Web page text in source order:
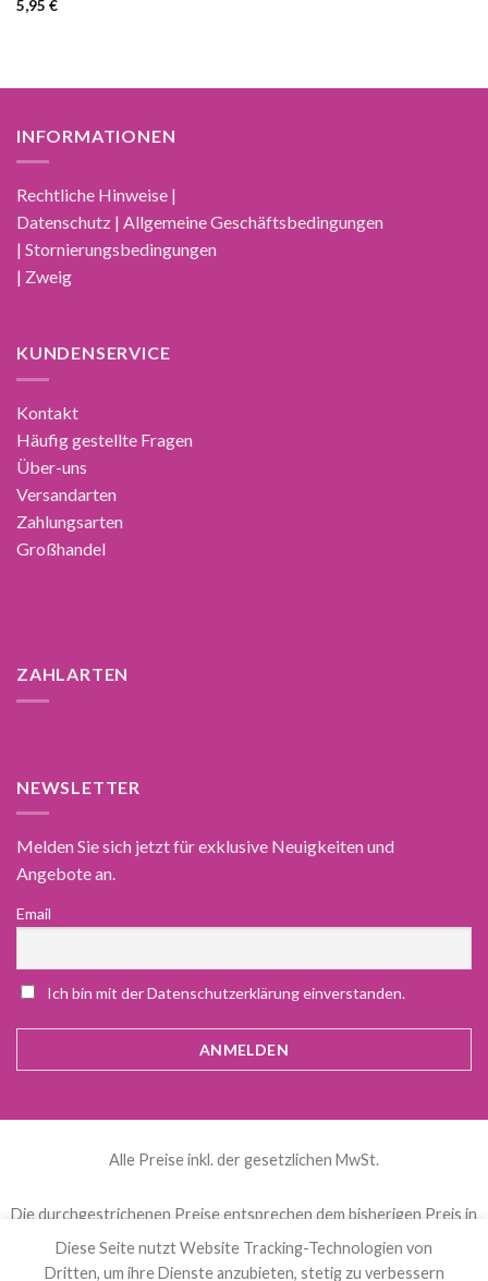
5,95 €
INFORMATIONEN
Rechtliche Hinweise |
Datenschutz | Allgemeine Geschäftsbedingungen
| Stornierungsbedingungen
| Zweig
KUNDENSERVICE
Kontakt
Häufig gestellte Fragen
Über-uns
Versandarten
Zahlungsarten
Großhandel
ZAHLARTEN
NEWSLETTER
Melden Sie sich jetzt für exklusive Neuigkeiten und
Angebote an.
Email
Ich bin mit der Datenschutzerklärung einverstanden.
Alle Preise inkl. der gesetzlichen MwSt.
Die durchgestrichenen Preise entsprechen dem bisherigen Preis in
diesem Online-Shop.
Diese Seite nutzt Website Tracking-Technologien von
Dritten, um ihre Dienste anzubieten, stetig zu verbessern